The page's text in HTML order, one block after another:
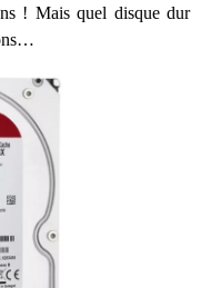
! Mais quel disque dur